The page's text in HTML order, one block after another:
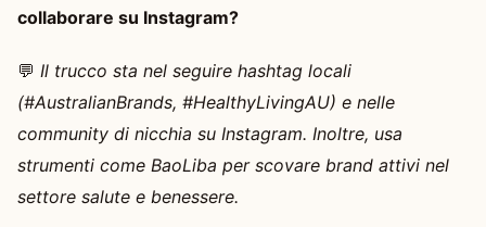
collaborare su Instagram?
💬 Il trucco sta nel seguire hashtag locali
(#AustralianBrands, #HealthyLivingAU) e nelle
community di nicchia su Instagram. Inoltre, usa
strumenti come BaoLiba per scovare brand attivi nel
settore salute e benessere.